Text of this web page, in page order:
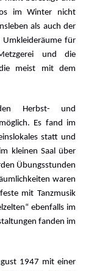
im Winter nicht
als auch der
Umkleideräume für
und die
die meist mit dem
Herbst- und
Es fand im
statt und
kleinen Saal über
Übungsstunden
waren
mit Tanzmusik
ebenfalls im
fanden im
1947 mit einer